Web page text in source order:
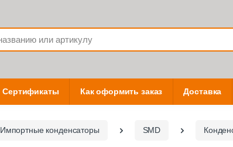
Сертификаты Как оформить заказ Доставка
Импортные конденсаторы SMD